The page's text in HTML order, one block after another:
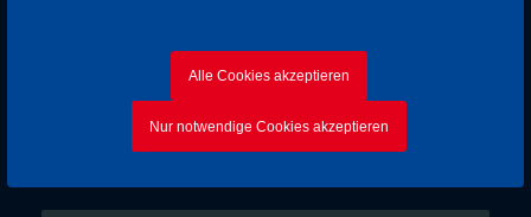
Alle Cookies akzeptieren
Nur notwendige Cookies akzeptieren
Wanderführung und Anmeldung:
Corinna vom Verein der Spessartfreunde 1880 e. V.
Anmeldung per E-Mail an:
wanderfreundin1880@gmx.de